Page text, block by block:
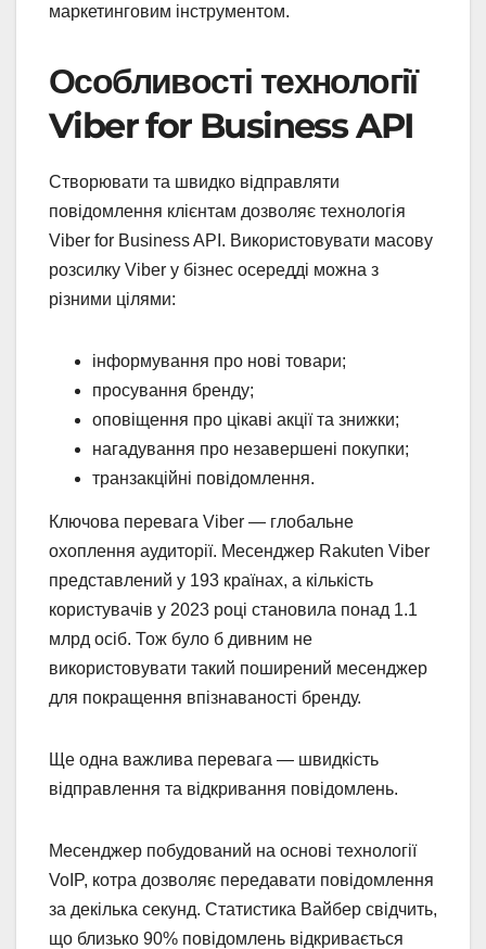
маркетинговим інструментом.
Особливості технології
Viber for Business API
Створювати та швидко відправляти
повідомлення клієнтам дозволяє технологія
Viber for Business API. Використовувати масову
розсилку Viber у бізнес осередді можна з
різними цілями:
інформування про нові товари;
просування бренду;
оповіщення про цікаві акції та знижки;
нагадування про незавершені покупки;
транзакційні повідомлення.
Ключова перевага Viber — глобальне
охоплення аудиторії. Месенджер Rakuten Viber
представлений у 193 країнах, а кількість
користувачів у 2023 році становила понад 1.1
млрд осіб. Тож було б дивним не
використовувати такий поширений месенджер
для покращення впізнаваності бренду.
Ще одна важлива перевага — швидкість
відправлення та відкривання повідомлень.
Месенджер побудований на основі технології
VoIP, котра дозволяє передавати повідомлення
за декілька секунд. Статистика Вайбер свідчить,
що близько 90% повідомлень відкривається